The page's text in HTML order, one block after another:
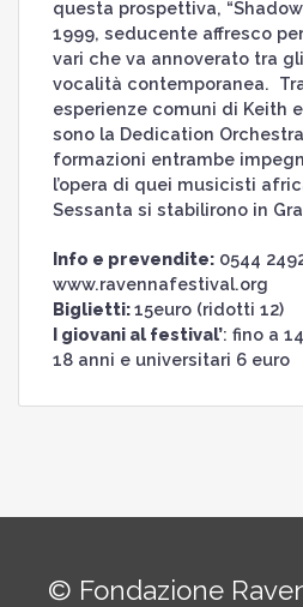
questa prospettiva,
1999, seducente affresco
vari che va annoverato tra
vocalità contemporanea.
esperienze comuni di Keith
sono la Dedication
formazioni entrambe
l’opera di quei musicisti
Sessanta si stabilirono in
Info e prevendite:0544
www.ravennafestival.org
Biglietti:15euro (ridotti 12)
I giovani al festival’: fino a
18 anni e universitari 6 euro
© Fondazione